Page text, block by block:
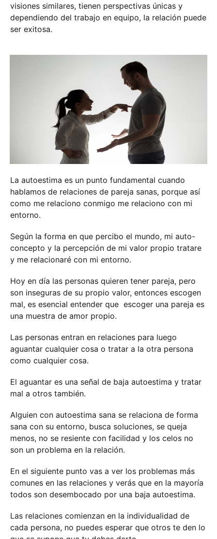
visiones similares, tienen perspectivas únicas y
dependiendo del trabajo en equipo, la relación puede
ser exitosa.
La autoestima es un punto fundamental cuando
hablamos de relaciones de pareja sanas, porque así
como me relaciono conmigo me relaciono con mi
entorno.
Según la forma en que percibo el mundo, mi auto-
concepto y la percepción de mi valor propio tratare
y me relacionaré con mi entorno.
Hoy en día las personas quieren tener pareja, pero
son inseguras de su propio valor, entonces escogen
mal, es esencial entender que escoger una pareja es
una muestra de amor propio.
Las personas entran en relaciones para luego
aguantar cualquier cosa o tratar a la otra persona
como cualquier cosa.
El aguantar es una señal de baja autoestima y tratar
mal a otros también.
Alguien con autoestima sana se relaciona de forma
sana con su entorno, busca soluciones, se queja
menos, no se resiente con facilidad y los celos no
son un problema en la relación.
En el siguiente punto vas a ver los problemas más
comunes en las relaciones y verás que en la mayoría
todos son desembocado por una baja autoestima.
Las relaciones comienzan en la individualidad de
cada persona, no puedes esperar que otros te den lo